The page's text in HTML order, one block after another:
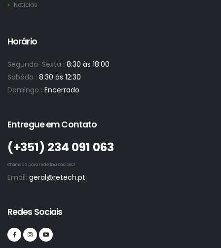
Notícias
Horário
Segunda-Sexta : 8:30 às 18:00
Sabádo : 8:30 às 12:30
Domingo : Encerrado
Entregue em Contato
(+351)­ 234 091 063
Chamada para rede fixa nacional
Email: geral@retech.pt
Redes Sociais